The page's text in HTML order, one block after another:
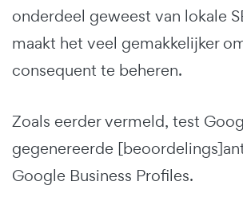
onderdeel geweest van lokale
maakt het veel gemakkelijker
consequent te beheren.
Zoals eerder vermeld, test
gegenereerde
Google Business Profiles.